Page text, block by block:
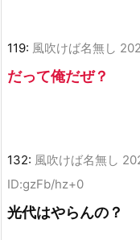
119: 風吹けば名無し
だって俺だぜ？
132: 風吹けば名無し
ID:gzFb/hz+0
光代はやらんの？